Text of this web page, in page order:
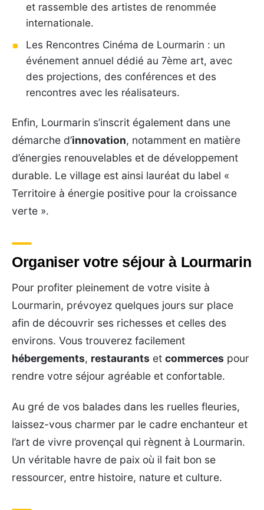
et rassemble des artistes de renommée
internationale.
Les Rencontres Cinéma de Lourmarin : un
événement annuel dédié au 7ème art, avec
des projections, des conférences et des
rencontres avec les réalisateurs.
Enfin, Lourmarin s’inscrit également dans une
démarche d’innovation, notamment en matière
d’énergies renouvelables et de développement
durable. Le village est ainsi lauréat du label «
Territoire à énergie positive pour la croissance
verte ».
Organiser votre séjour à Lourmarin
Pour profiter pleinement de votre visite à
Lourmarin, prévoyez quelques jours sur place
afin de découvrir ses richesses et celles des
environs. Vous trouverez facilement
hébergements, restaurants et commerces pour
rendre votre séjour agréable et confortable.
Au gré de vos balades dans les ruelles fleuries,
laissez-vous charmer par le cadre enchanteur et
l’art de vivre provençal qui règnent à Lourmarin.
Un véritable havre de paix où il fait bon se
ressourcer, entre histoire, nature et culture.